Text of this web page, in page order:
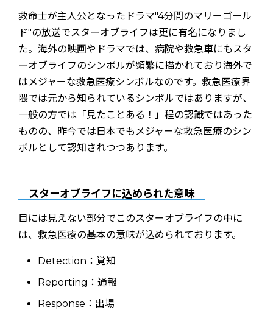
救命士が主人公となったドラマ"4分間のマリーゴール
ド"の放送でスターオブライフは更に有名になりまし
た。海外の映画やドラマでは、病院や救急車にもスタ
ーオブライフのシンボルが頻繁に描かれており海外で
はメジャーな救急医療シンボルなのです。救急医療界
隈では元から知られているシンボルではありますが、
一般の方では「見たことある！」程の認識ではあった
ものの、昨今では日本でもメジャーな救急医療のシン
ボルとして認知されつつあります。
スターオブライフに込められた意味
目には見えない部分でこのスターオブライフの中に
は、救急医療の基本の意味が込められております。
Detection：覚知
Reporting：通報
Response：出場